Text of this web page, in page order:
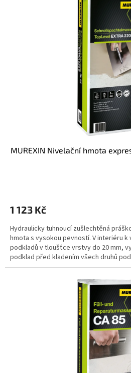
MUREXIN Nivelační hmota
1 123 Kč
Hydraulicky tuhnoucí zušlechtěná
hmota s vysokou pevností. V interiéru
podkladů v tloušťce vrstvy do 20 mm,
podklad před kladením všech druhů
masivních dřevěných podlahovin,
pro podlahové vytápění a zatížení
expresní vyrovnání potěrů extrémně
za 1 hodinu po aplikaci pokládka parket